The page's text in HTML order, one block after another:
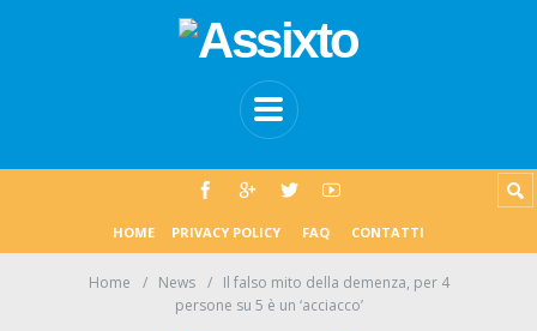
HOME PRIVACY POLICY FAQ CONTATTI
Home News
Il falso mito della demenza, per 4
persone su 5 è un ‘acciacco’